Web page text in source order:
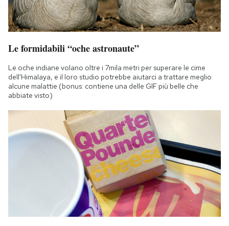
Le formidabili “oche astronaute”
Le oche indiane volano oltre i 7mila metri per superare le cime
dell'Himalaya, e il loro studio potrebbe aiutarci a trattare meglio
alcune malattie (bonus: contiene una delle GIF più belle che
abbiate visto)